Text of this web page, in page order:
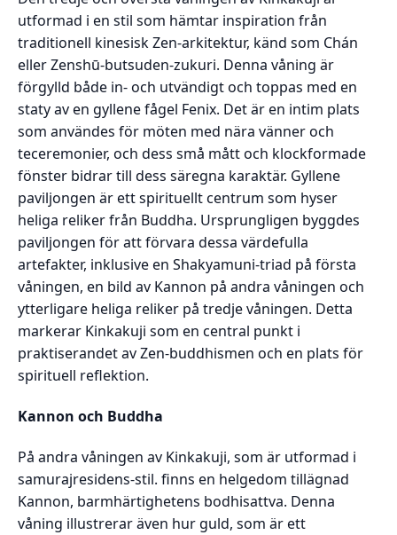
utformad i en stil som hämtar inspiration från
traditionell kinesisk Zen-arkitektur, känd som Chán
eller Zenshū-butsuden-zukuri. Denna våning är
förgylld både in- och utvändigt och toppas med en
staty av en gyllene fågel Fenix. Det är en intim plats
som användes för möten med nära vänner och
teceremonier, och dess små mått och klockformade
fönster bidrar till dess säregna karaktär. Gyllene
paviljongen är ett spirituellt centrum som hyser
heliga reliker från Buddha. Ursprungligen byggdes
paviljongen för att förvara dessa värdefulla
artefakter, inklusive en Shakyamuni-triad på första
våningen, en bild av Kannon på andra våningen och
ytterligare heliga reliker på tredje våningen. Detta
markerar Kinkakuji som en central punkt i
praktiserandet av Zen-buddhismen och en plats för
spirituell reflektion.
Kannon och Buddha
På andra våningen av Kinkakuji, som är utformad i
samurajresidens-stil. finns en helgedom tillägnad
Kannon, barmhärtighetens bodhisattva. Denna
våning illustrerar även hur guld, som är ett